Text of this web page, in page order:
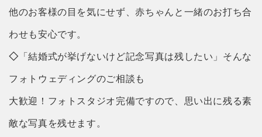
他のお客様の目を気にせず、赤ちゃんと一緒のお打ち合
わせも安心です。
◇ 「結婚式が挙げないけど記念写真は残したい」そんな
フォトウェディングのご相談も
大歓迎！フォトスタジオ完備ですので、思い出に残る素
敵な写真を残せます。